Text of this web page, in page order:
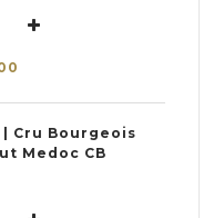
| Cru Bourgeois
Medoc CB